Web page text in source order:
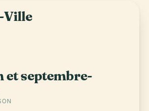
Ville
et septembre-